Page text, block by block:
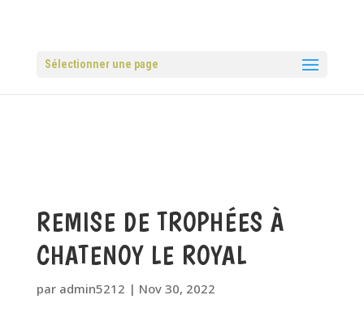
Sélectionner une page
REMISE DE TROPHÉES À
CHATENOY LE ROYAL
par admin5212 | Nov 30, 2022